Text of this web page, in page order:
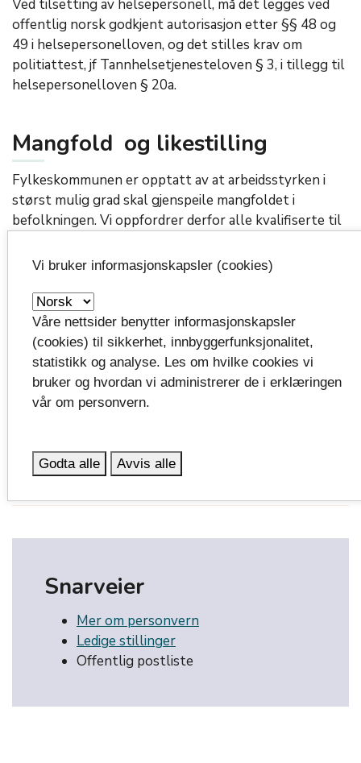
Ved tilsetting av helsepersonell, må det legges ved
offentlig norsk godkjent autorisasjon etter §§ 48 og
49 i helsepersonelloven, og det stilles krav om
politiattest, jf Tannhelsetjenesteloven § 3, i tillegg til
helsepersonelloven § 20a.
Mangfold og likestilling
Fylkeskommunen er opptatt av at arbeidsstyrken i
størst mulig grad skal gjenspeile mangfoldet i
befolkningen. Vi oppfordrer derfor alle kvalifiserte til
nasjonal eller etnisk bakgrunn.
Tilsetting og prøvetid
Tilsetting skjer på grunnlag av de til enhver tid
gjeldende lover, tariffavtaler og reglement. Som
hovedregel praktiserer vi 6 måneders prøvetid.
Snarveier
Mer om personvern
Ledige stillinger
Offentlig postliste
Vi bruker informasjonskapsler (cookies)
Våre nettsider benytter informasjonskapsler
(cookies) til sikkerhet, innbyggerfunksjonalitet,
statistikk og analyse. Les om hvilke cookies vi
bruker og hvordan vi administrerer de i erklæringen
vår om personvern.
Godta alle Avvis alle